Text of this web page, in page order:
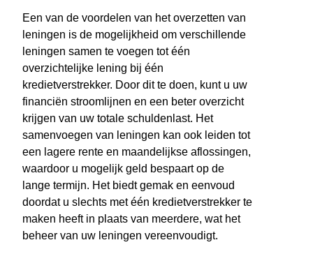
Een van de voordelen van het overzetten van
leningen is de mogelijkheid om verschillende
leningen samen te voegen tot één
overzichtelijke lening bij één
kredietverstrekker. Door dit te doen, kunt u uw
financiën stroomlijnen en een beter overzicht
krijgen van uw totale schuldenlast. Het
samenvoegen van leningen kan ook leiden tot
een lagere rente en maandelijkse aflossingen,
waardoor u mogelijk geld bespaart op de
lange termijn. Het biedt gemak en eenvoud
doordat u slechts met één kredietverstrekker te
maken heeft in plaats van meerdere, wat het
beheer van uw leningen vereenvoudigt.